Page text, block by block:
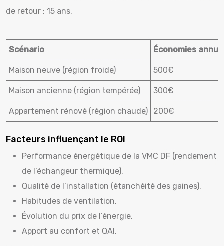
de retour : 15 ans.
Scénario Économies
Maison neuve (région froide) 500€
Maison ancienne (région tempérée) 300€
Appartement rénové (région chaude) 200€
Facteurs influençant le ROI
Performance énergétique de la VMC DF (rendement
de l’échangeur thermique).
Qualité de l’installation (étanchéité des gaines).
Habitudes de ventilation.
Évolution du prix de l’énergie.
Apport au confort et QAI.